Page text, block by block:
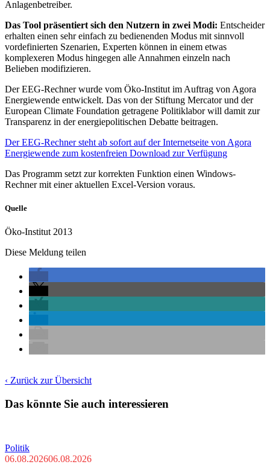
Anlagenbetreiber.
Das Tool präsentiert sich den Nutzern in zwei Modi: Entscheider
erhalten einen sehr einfach zu bedienenden Modus mit sinnvoll
vordefinierten Szenarien, Experten können in einem etwas
komplexeren Modus hingegen alle Annahmen einzeln nach
Belieben modifizieren.
Der EEG-Rechner wurde vom Öko-Institut im Auftrag von Agora
Energiewende entwickelt. Das von der Stiftung Mercator und der
European Climate Foundation getragene Politiklabor will damit zur
Transparenz in der energiepolitischen Debatte beitragen.
Der EEG-Rechner steht ab sofort auf der Internetseite von Agora
Energiewende zum kostenfreien Download zur Verfügung
Das Programm setzt zur korrekten Funktion einen Windows-
Rechner mit einer aktuellen Excel-Version voraus.
Quelle
Öko-Institut 2013
Diese Meldung teilen
‹ Zurück zur Übersicht
Das könnte Sie auch interessieren
Politik
06.08.202606.08.2026